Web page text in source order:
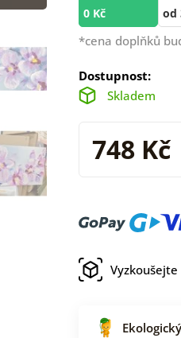
0 Kč od
*cena doplňků
Dostupnost:
Skladem
748 Kč